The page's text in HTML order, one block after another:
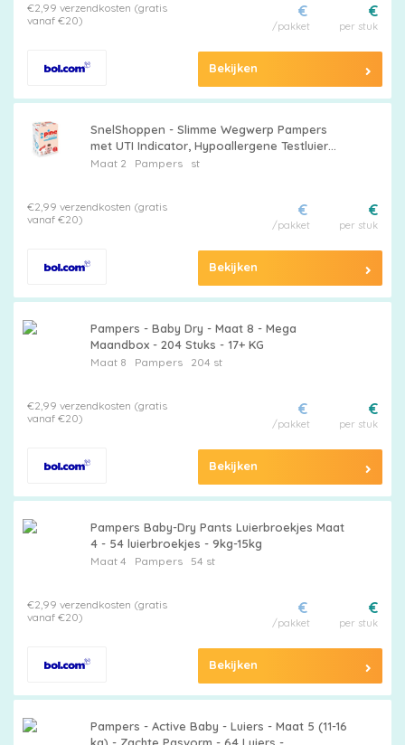
€2,99 verzendkosten (gratis
vanaf €20)
€
per stuk
€
/pakket
Bekijken
SnelShoppen - Slimme Wegwerp Pampers
met UTI Indicator, Hypoallergene Testluier
voor Vroegtijdige Detectie van
Maat 2 Pampersst
€2,99 verzendkosten (gratis
vanaf €20)
€
per stuk
€
/pakket
Bekijken
Pampers - Baby Dry - Maat 8 - Mega
Maandbox - 204 Stuks - 17+ KG
Maat 8 Pampers204 st
€2,99 verzendkosten (gratis
vanaf €20)
€
per stuk
€
/pakket
Bekijken
Pampers Baby-Dry Pants Luierbroekjes Maat
4 - 54 luierbroekjes - 9kg-15kg
Maat 4 Pampers54 st
€2,99 verzendkosten (gratis
vanaf €20)
€
per stuk
€
/pakket
Bekijken
Pampers - Active Baby - Luiers - Maat 5 (11-16